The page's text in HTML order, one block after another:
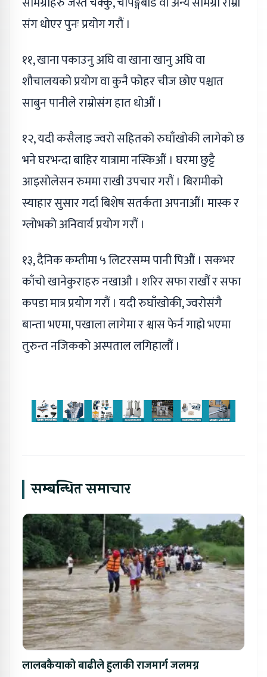
संग धोएर पुनः प्रयोग गरौं ।
११, खाना पकाउनु अघि वा खाना खानु अघि वा
शौचालयको प्रयोग वा कुनै फोहर चीज छोए पश्चात
साबुन पानीले राम्रोसंग हात धोऔं ।
१२, यदी कसैलाइ ज्वरो सहितको रुघाँखोकी लागेको छ
भने घरभन्दा बाहिर यात्रामा नस्किऔं । घरमा छुट्टै
आइसोलेसन रुममा राखी उपचार गरौं । बिरामीको
स्याहार सुसार गर्दा बिशेष सतर्कता अपनाऔं। मास्क र
ग्लोभको अनिवार्य प्रयोग गरौं ।
१३, दैनिक कम्तीमा ५ लिटरसम्म पानी पिऔं । सकभर
काँचो खानेकुराहरु नखाऔ । शरिर सफा राखौं र सफा
कपडा मात्र प्रयोग गरौं । यदी रुघाँखोकी, ज्वरोसंगै
बान्ता भएमा, पखाला लागेमा र श्वास फेर्न गाह्रो भएमा
तुरुन्त नजिकको अस्पताल लगिहालौं ।
सम्बन्धित समाचार
लालबकैयाको बाढीले हुलाकी राजमार्ग जलमग्न